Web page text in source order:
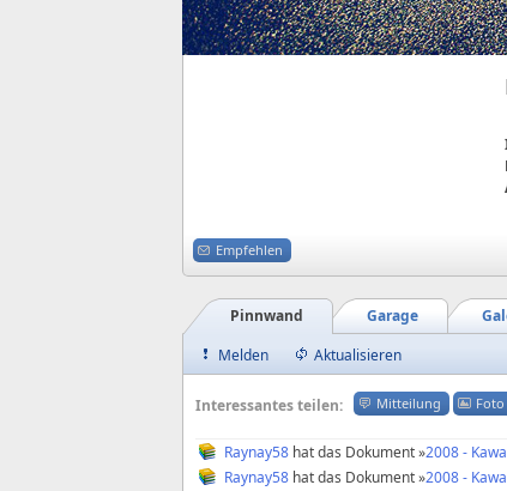
Empfehlen
Garage
Pinnwand
Melden
Aktualisieren
Interessantes teilen: Mitteilung Foto
Raynay58 hat das Dokument »2008 -
Raynay58 hat das Dokument »2008 -